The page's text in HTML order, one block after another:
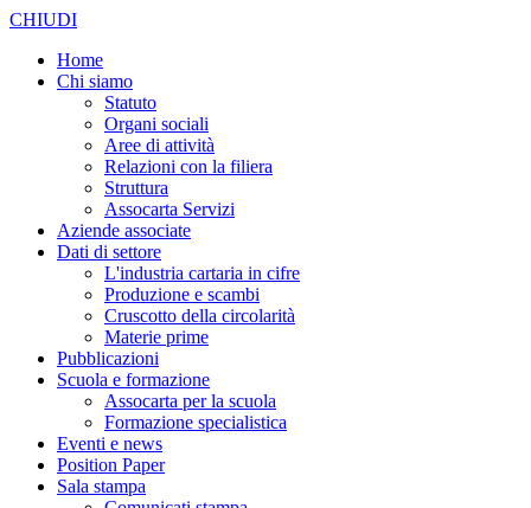
CHIUDI
Home
Chi siamo
Statuto
Organi sociali
Aree di attività
Relazioni con la filiera
Struttura
Assocarta Servizi
Aziende associate
Dati di settore
L'industria cartaria in cifre
Produzione e scambi
Cruscotto della circolarità
Materie prime
Pubblicazioni
Scuola e formazione
Assocarta per la scuola
Formazione specialistica
Eventi e news
Position Paper
Sala stampa